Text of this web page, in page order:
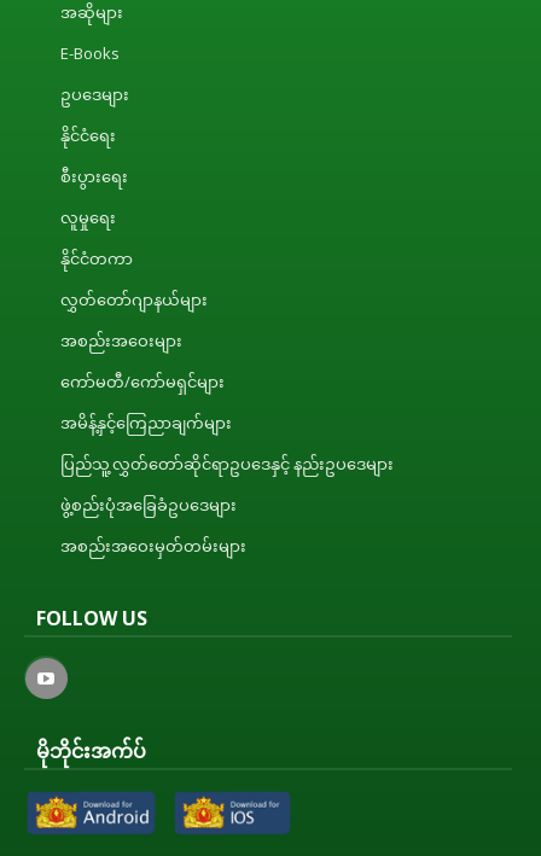
အဆိုများ
E-Books
ဥပဒေများ
နိုင်ငံရေး
စီးပွားရေး
လူမှုရေး
နိုင်ငံတကာ
လွှတ်တော်ဂျာနယ်များ
အစည်းအဝေးများ
ကော်မတီ/ကော်မရှင်များ
အမိန့်နှင့်ကြေညာချက်များ
ပြည်သူ့လွှတ်တော်ဆိုင်ရာဥပဒေနှင့် နည်းဥပဒေများ
ဖွဲ့စည်းပုံအခြေခံဥပဒေများ
အစည်းအဝေးမှတ်တမ်းများ
FOLLOW US
မိုဘိုင်းအက်ပ်